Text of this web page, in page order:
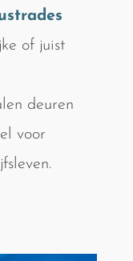
of juist
deuren
voor